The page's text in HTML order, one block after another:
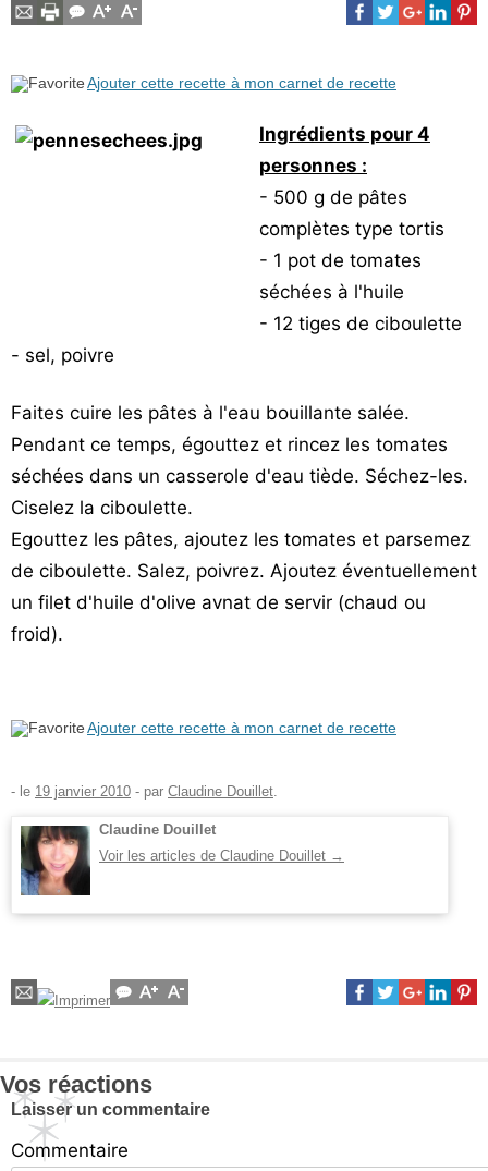
Ajouter cette recette à mon carnet de recette
Ingrédients pour 4
personnes :
- 500 g de pâtes
complètes type tortis
- 1 pot de tomates
séchées à l'huile
- 12 tiges de ciboulette
- sel, poivre
Faites cuire les pâtes à l'eau bouillante salée.
Pendant ce temps, égouttez et rincez les tomates
séchées dans un casserole d'eau tiède. Séchez-les.
Ciselez la ciboulette.
Egouttez les pâtes, ajoutez les tomates et parsemez
de ciboulette. Salez, poivrez. Ajoutez éventuellement
un filet d'huile d'olive avnat de servir (chaud ou
froid).
Ajouter cette recette à mon carnet de recette
- le 19 janvier 2010 - par Claudine Douillet.
Claudine Douillet
Voir les articles de Claudine Douillet →
Vos réactions
Laisser un commentaire
Commentaire